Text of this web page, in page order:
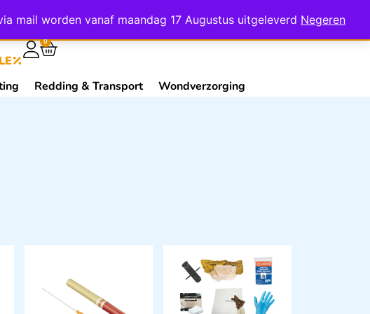
mail worden vanaf maandag 17 Augustus uitgeleverd Negeren
Mijn Account Contact
0
Redding & Transport Wondverzorging